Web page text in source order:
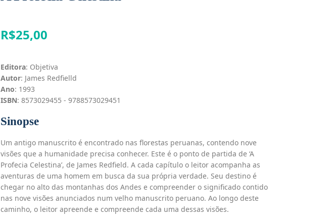
R$25,00
Editora: Objetiva
Autor: James Redfielld
Ano: 1993
ISBN: 8573029455 - 9788573029451
Sinopse
Um antigo manuscrito é encontrado nas florestas peruanas, contendo nove
visões que a humanidade precisa conhecer. Este é o ponto de partida de ‘A
Profecia Celestina’, de James Redfield. A cada capítulo o leitor acompanha as
aventuras de uma homem em busca da sua própria verdade. Seu destino é
chegar no alto das montanhas dos Andes e compreender o significado contido
nas nove visões anunciados num velho manuscrito peruano. Ao longo deste
caminho, o leitor apreende e compreende cada uma dessas visões.